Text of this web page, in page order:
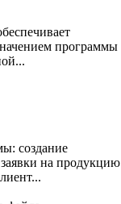
программы
создание
на продукцию